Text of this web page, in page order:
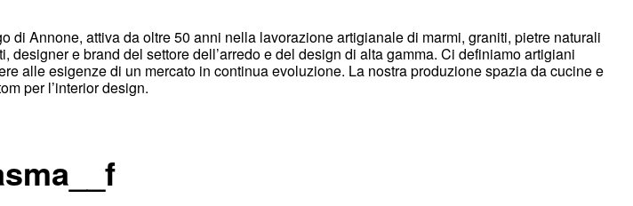
Annone, attiva da oltre 50 anni nella lavorazione artigianale di marmi, graniti, pietre naturali
e brand del settore dell’arredo e del design di alta gamma. Ci definiamo artigiani
alle esigenze di un mercato in continua evoluzione. La nostra produzione spazia da cucine e
per l’interior design.